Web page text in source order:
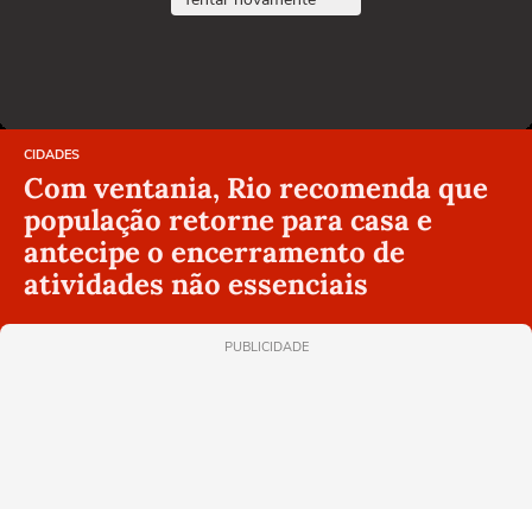
CIDADES
Com ventania, Rio recomenda que
população retorne para casa e
antecipe o encerramento de
atividades não essenciais
PUBLICIDADE